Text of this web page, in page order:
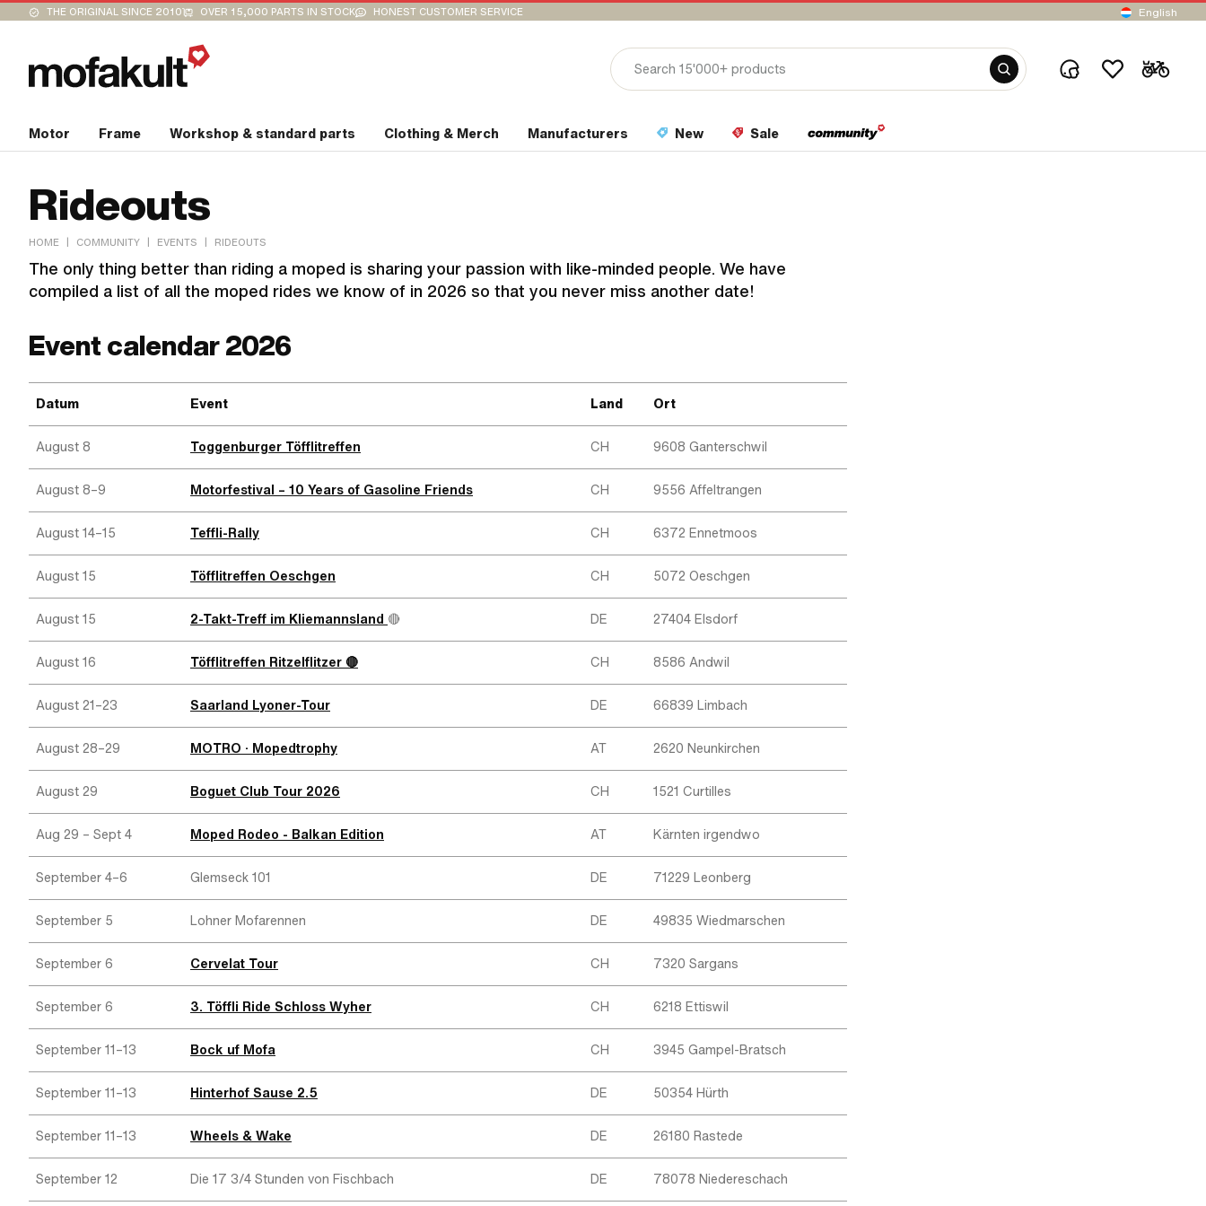
THE ORIGINAL SINCE 2010 OVER 15,000 PARTS IN STOCK HONEST CUSTOMER SERVICE English
Motor Frame Workshop & standard parts Clothing & Merch Manufacturers New Sale
Rideouts
HOME | COMMUNITY | EVENTS | RIDEOUTS
The only thing better than riding a moped is sharing your passion with like-minded people. We have
compiled a list of all the moped rides we know of in 2026 so that you never miss another date!
Event calendar 2026
Datum Event Land Ort
August 8 Toggenburger Töfflitreffen CH 9608 Ganterschwil
August 8–9 Motorfestival – 10 Years of Gasoline Friends CH 9556 Affeltrangen
August 14–15 Teffli-Rally CH 6372 Ennetmoos
August 15 Töfflitreffen Oeschgen CH 5072 Oeschgen
August 15 2-Takt-Treff im Kliemannsland 🔴 DE 27404 Elsdorf
August 16 Töfflitreffen Ritzelflitzer 🔴 CH 8586 Andwil
August 21–23 Saarland Lyoner-Tour DE 66839 Limbach
August 28–29 MOTRO · Mopedtrophy AT 2620 Neunkirchen
August 29 Boguet Club Tour 2026 CH 1521 Curtilles
Aug 29 – Sept 4 Moped Rodeo - Balkan Edition AT Kärnten irgendwo
September 4–6 Glemseck 101 DE 71229 Leonberg
September 5 Lohner Mofarennen DE 49835 Wiedmarschen
September 6 Cervelat Tour CH 7320 Sargans
September 6 3. Töffli Ride Schloss Wyher CH 6218 Ettiswil
September 11–13 Bock uf Mofa CH 3945 Gampel-Bratsch
September 11–13 Hinterhof Sause 2.5 DE 50354 Hürth
September 11–13 Wheels & Wake DE 26180 Rastede
September 12 Die 17 3/4 Stunden von Fischbach DE 78078 Niedereschach